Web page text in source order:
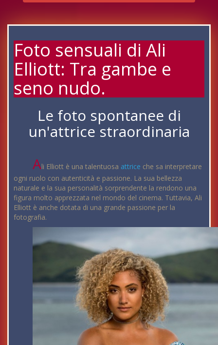
Foto sensuali di Ali
Elliott: Tra gambe e
seno nudo.
Le foto spontanee di
un'attrice straordinaria
Ali Elliott è una talentuosa attrice che sa interpretare
ogni ruolo con autenticità e passione. La sua bellezza
naturale e la sua personalità sorprendente la rendono una
figura molto apprezzata nel mondo del cinema. Tuttavia, Ali
Elliott è anche dotata di una grande passione per la
fotografia.